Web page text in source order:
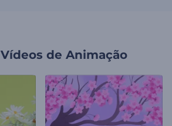
Vídeos de Animação